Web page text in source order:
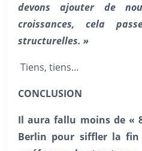
devons ajouter de
croissances, cela
structurelles. »
Tiens, tiens…
CONCLUSION
Il aura fallu moins de «
Berlin pour siffler la